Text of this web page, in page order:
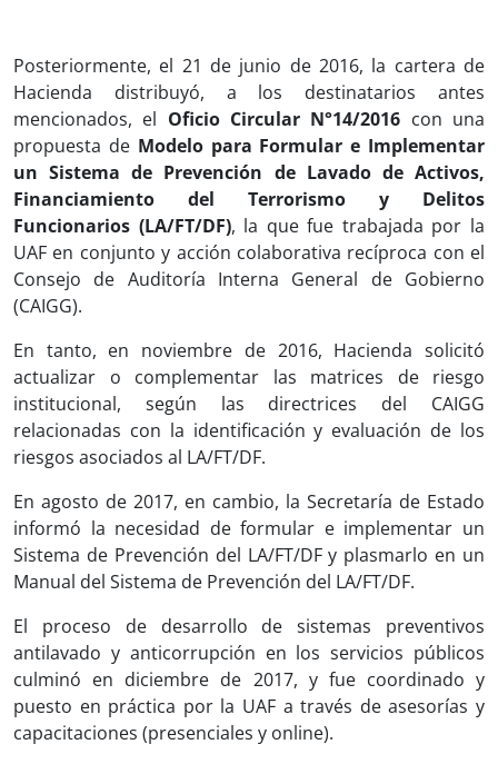
Posteriormente, el 21 de junio de 2016, la cartera de
Hacienda distribuyó, a los destinatarios antes
mencionados, el Oficio Circular N°14/2016 con una
propuesta de Modelo para Formular e Implementar
un Sistema de Prevención de Lavado de Activos,
Financiamiento del Terrorismo y Delitos
Funcionarios (LA/FT/DF), la que fue trabajada por la
UAF en conjunto y acción colaborativa recíproca con el
Consejo de Auditoría Interna General de Gobierno
(CAIGG).
En tanto, en noviembre de 2016, Hacienda solicitó
actualizar o complementar las matrices de riesgo
institucional, según las directrices del CAIGG
relacionadas con la identificación y evaluación de los
riesgos asociados al LA/FT/DF.
En agosto de 2017, en cambio, la Secretaría de Estado
informó la necesidad de formular e implementar un
Sistema de Prevención del LA/FT/DF y plasmarlo en un
Manual del Sistema de Prevención del LA/FT/DF.
El proceso de desarrollo de sistemas preventivos
antilavado y anticorrupción en los servicios públicos
culminó en diciembre de 2017, y fue coordinado y
puesto en práctica por la UAF a través de asesorías y
capacitaciones (presenciales y online).